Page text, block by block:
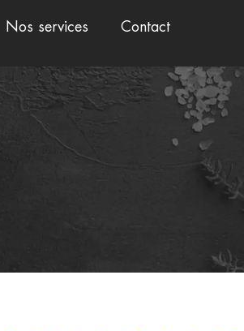
Nos services Contact